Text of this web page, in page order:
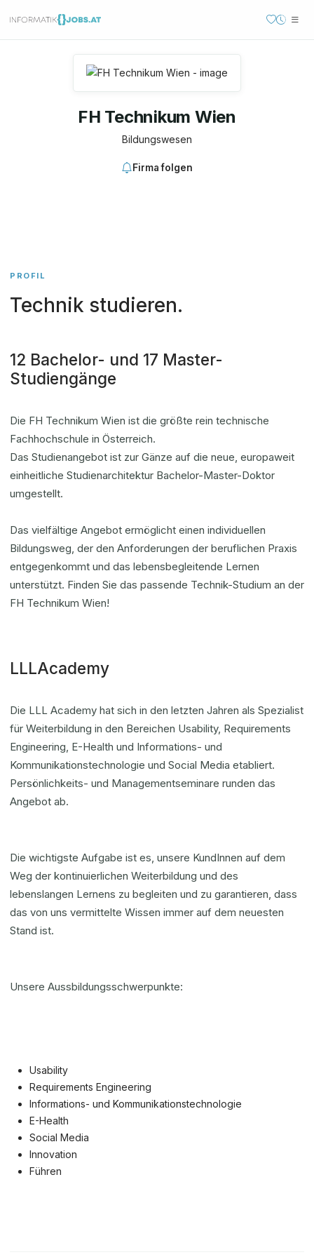
FH Technikum Wien
Bildungswesen
Firma folgen
PROFIL
Technik studieren.
12 Bachelor- und 17 Master-
Studiengänge
Die FH Technikum Wien ist die größte rein technische
Fachhochschule in Österreich.
Das Studienangebot ist zur Gänze auf die neue, europaweit
einheitliche Studienarchitektur Bachelor-Master-Doktor
umgestellt.
Das vielfältige Angebot ermöglicht einen individuellen
Bildungsweg, der den Anforderungen der beruflichen Praxis
entgegenkommt und das lebensbegleitende Lernen
unterstützt. Finden Sie das passende Technik-Studium an der
FH Technikum Wien!
LLLAcademy
Die LLL Academy hat sich in den letzten Jahren als Spezialist
für Weiterbildung in den Bereichen Usability, Requirements
Engineering, E-Health und Informations- und
Kommunikationstechnologie und Social Media etabliert.
Persönlichkeits- und Managementseminare runden das
Angebot ab.
Die wichtigste Aufgabe ist es, unsere KundInnen auf dem
Weg der kontinuierlichen Weiterbildung und des
lebenslangen Lernens zu begleiten und zu garantieren, dass
das von uns vermittelte Wissen immer auf dem neuesten
Stand ist.
Unsere Aussbildungsschwerpunkte:
Usability
Requirements Engineering
Informations- und Kommunikationstechnologie
E-Health
Social Media
Innovation
Führen